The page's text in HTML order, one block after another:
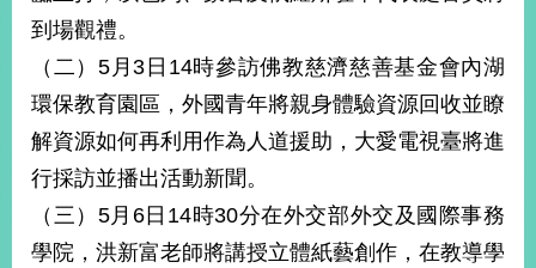
明
聯
絡
們
到場觀禮。
（二）5月3日14時參訪佛教慈濟慈善基金會內湖
環保教育園區，外國青年將親身體驗資源回收並瞭
解資源如何再利用作為人道援助，大愛電視臺將進
行採訪並播出活動新聞。
（三）5月6日14時30分在外交部外交及國際事務
學院，洪新富老師將講授立體紙藝創作，在教導學